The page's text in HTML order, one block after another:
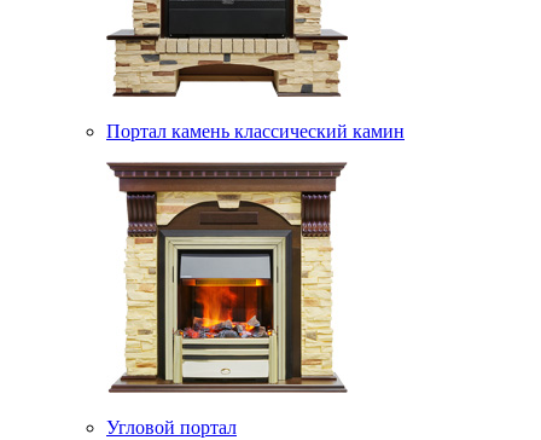
Портал камень классический камин
Угловой портал